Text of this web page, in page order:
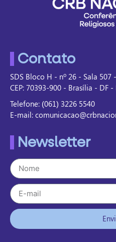
Contato
SDS Bloco H - nº 26 - Sala
CEP: 70393-900 - Brasília - DF -
Telefone: (061) 3226 5540
E-mail:
Newsletter